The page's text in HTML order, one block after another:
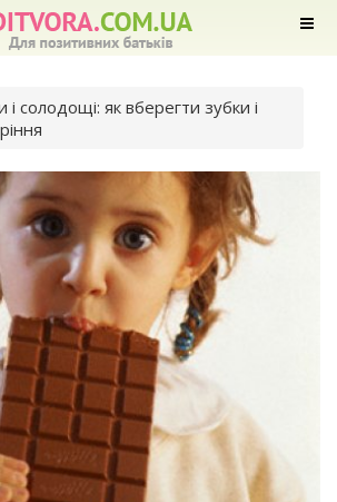
і солодощі: як вберегти зубки і